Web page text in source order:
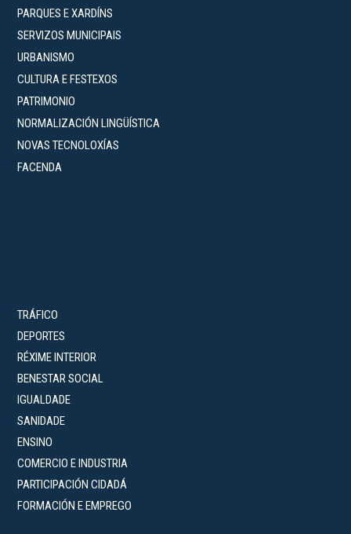
PARQUES E XARDÍNS
SERVIZOS MUNICIPAIS
URBANISMO
CULTURA E FESTEXOS
PATRIMONIO
NORMALIZACIÓN LINGÜÍSTICA
NOVAS TECNOLOXÍAS
FACENDA
TRÁFICO
DEPORTES
RÉXIME INTERIOR
BENESTAR SOCIAL
IGUALDADE
SANIDADE
ENSINO
COMERCIO E INDUSTRIA
PARTICIPACIÓN CIDADÁ
FORMACIÓN E EMPREGO